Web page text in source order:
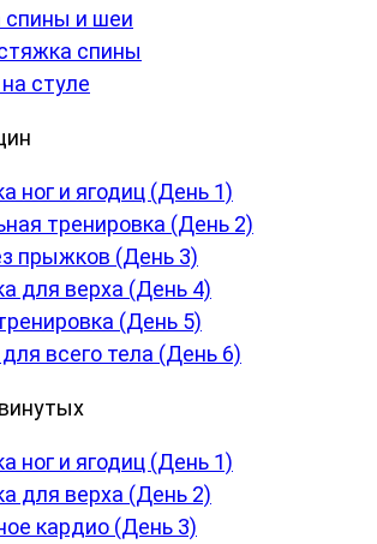
спины и шеи
спины
стуле
ног и ягодиц (День 1)
тренировка (День 2)
прыжков (День 3)
для верха (День 4)
(День 5)
всего тела (День 6)
ног и ягодиц (День 1)
для верха (День 2)
кардио (День 3)